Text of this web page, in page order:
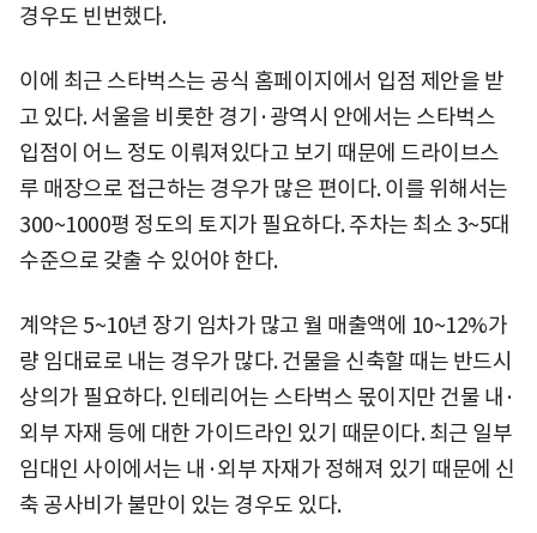
경우도 빈번했다.
이에 최근 스타벅스는 공식 홈페이지에서 입점 제안을 받
고 있다. 서울을 비롯한 경기·광역시 안에서는 스타벅스
입점이 어느 정도 이뤄져있다고 보기 때문에 드라이브스
루 매장으로 접근하는 경우가 많은 편이다. 이를 위해서는
300~1000평 정도의 토지가 필요하다. 주차는 최소 3~5대
수준으로 갖출 수 있어야 한다.
계약은 5~10년 장기 임차가 많고 월 매출액에 10~12%가
량 임대료로 내는 경우가 많다. 건물을 신축할 때는 반드시
상의가 필요하다. 인테리어는 스타벅스 몫이지만 건물 내·
외부 자재 등에 대한 가이드라인 있기 때문이다. 최근 일부
임대인 사이에서는 내·외부 자재가 정해져 있기 때문에 신
축 공사비가 불만이 있는 경우도 있다.